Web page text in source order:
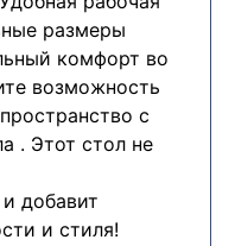
размеры
комфорт во
возможность
с
. Этот стол не
добавит
и стиля!